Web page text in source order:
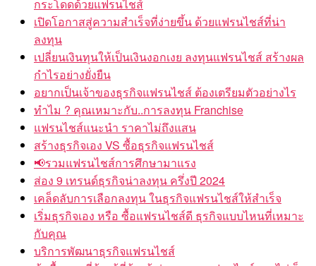
กระโดดด้วยแฟรนไชส์
เปิดโอกาสสู่ความสำเร็จที่ง่ายขึ้น ด้วยแฟรนไชส์ที่น่า
ลงทุน
เปลี่ยนเงินทุนให้เป็นเงินงอกเงย ลงทุนแฟรนไชส์ สร้างผล
กำไรอย่างยั่งยืน
อยากเป็นเจ้าของธุรกิจแฟรนไชส์ ต้องเตรียมตัวอย่างไร
ทำไม ? คุณเหมาะกับ..การลงทุน Franchise
แฟรนไชส์แนะนำ ราคาไม่ถึงแสน
สร้างธุรกิจเอง VS ซื้อธุรกิจแฟรนไชส์
📢รวมแฟรนไชส์การศึกษามาแรง
ส่อง 9 เทรนด์ธุรกิจน่าลงทุน ครึ่งปี 2024
เคล็ดลับการเลือกลงทุน ในธุรกิจแฟรนไชส์ให้สำเร็จ
เริ่มธุรกิจเอง หรือ ซื้อแฟรนไชส์ดี ธุรกิจแบบไหนที่เหมาะ
กับคุณ
บริการพัฒนาธุรกิจแฟรนไชส์